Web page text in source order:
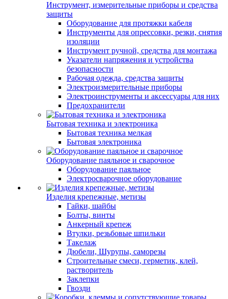
Инструмент, измерительные приборы и средства
защиты
Оборудование для протяжки кабеля
Инструменты для опрессовки, резки, снятия
изоляции
Инструмент ручной, средства для монтажа
Указатели напряжения и устройства
безопасности
Рабочая одежда, средства защиты
Электроизмерительные приборы
Электроинструменты и аксессуары для них
Предохранители
Бытовая техника и электроника
Бытовая техника мелкая
Бытовая электроника
Оборудование паяльное и сварочное
Оборудование паяльное
Электросварочное оборудование
Изделия крепежные, метизы
Гайки, шайбы
Болты, винты
Анкерный крепеж
Втулки, резьбовые шпильки
Такелаж
Дюбели, Шурупы, саморезы
Строительные смеси, герметик, клей,
растворитель
Заклепки
Гвозди